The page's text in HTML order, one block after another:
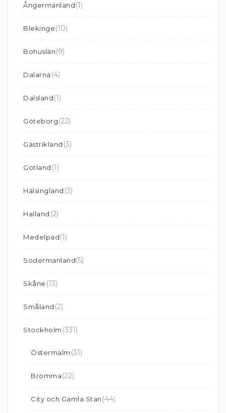
Ångermanland(1)
Blekinge(10)
Bohuslän(9)
Dalarna (4)
Dalsland(1)
Göteborg(22)
Gästrikland (3)
Gotland (1)
Hälsingland (3)
Halland (2)
Medelpad(1)
Södermanland(5)
Skåne (13)
Småland (2)
Stockholm (331)
Östermalm (31)
Bromma(22)
City och Gamla Stan (44)